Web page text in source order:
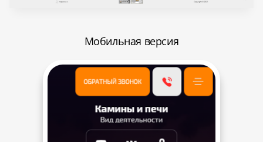
Мобильная версия